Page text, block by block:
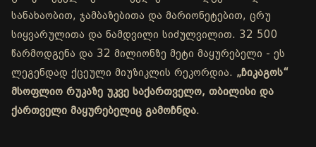
სანახაობით, ჯამბაზებითა და მარიონეტებით, ცრუ
სიყვარულითა და ნამდვილი სიძულვილით. 32 500
წარმოდგენა და 32 მილიონზე მეტი მაყურებელი - ეს
ლეგენდად ქცეული მიუზიკლის რეკორდია. „ჩიკაგოს“
მსოფლიო რუკაზე უკვე საქართველო, თბილისი და
ქართველი მაყურებელიც გამოჩნდა.